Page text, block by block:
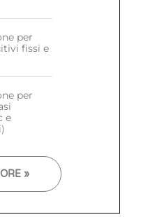
per
fissi e
per
e
»